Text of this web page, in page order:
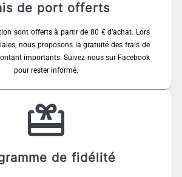
de port offerts
sont offerts à partir de 80 € d’achat. Lors
nous proposons la gratuité des frais de
importants. Suivez nous sur Facebook
pour rester informé.
de fidélité